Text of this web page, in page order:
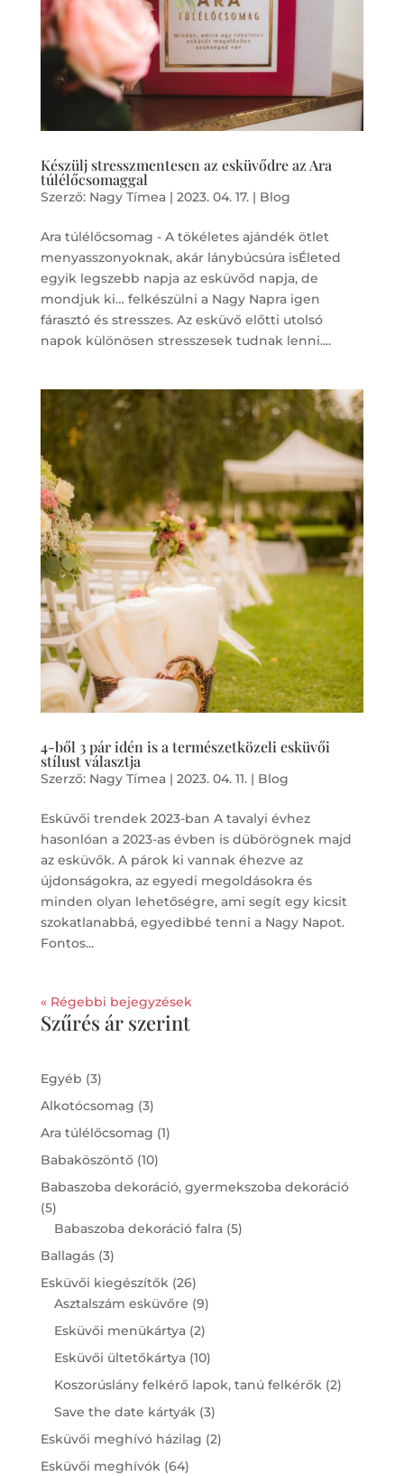
Készülj stresszmentesen az esküvődre az Ara
túlélőcsomaggal
Szerző: Nagy Tímea| 2023. 04. 17.| Blog
Ara túlélőcsomag - A tökéletes ajándék ötlet
menyasszonyoknak, akár lánybúcsúra isÉleted
egyik legszebb napja az esküvőd napja, de
mondjuk ki… felkészülni a Nagy Napra igen
fárasztó és stresszes. Az esküvő előtti utolsó
napok különösen stresszesek tudnak lenni....
4-ből 3 pár idén is a természetközeli esküvői
stílust választja
Szerző: Nagy Tímea| 2023. 04. 11.| Blog
Esküvői trendek 2023-ban A tavalyi évhez
hasonlóan a 2023-as évben is dübörögnek majd
az esküvők. A párok ki vannak éhezve az
újdonságokra, az egyedi megoldásokra és
minden olyan lehetőségre, ami segít egy kicsit
szokatlanabbá, egyedibbé tenni a Nagy Napot.
Fontos...
« Régebbi bejegyzések
Szűrés ár szerint
Egyéb 33
products
Alkotócsomag 33
products
Ara túlélőcsomag 11
Babaköszöntő 1010
products
Babaszoba dekoráció, gyermekszoba dekoráció
55
products
Babaszoba dekoráció falra 55
Ballagás 33
products
Esküvői kiegészítők 2626
products
Asztalszám esküvőre 99
products
Esküvői menükártya 22
products
Esküvői ültetőkártya 1010
products
Koszorúslány felkérő lapok, tanú felkérők 22
Save the date kártyák 33
products
Esküvői meghívó házilag 22
Esküvői meghívók 6464